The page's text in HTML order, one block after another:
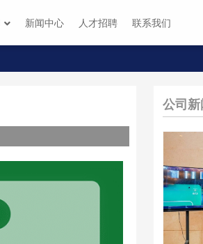
新闻中心 人才招聘 联系我们
公司新